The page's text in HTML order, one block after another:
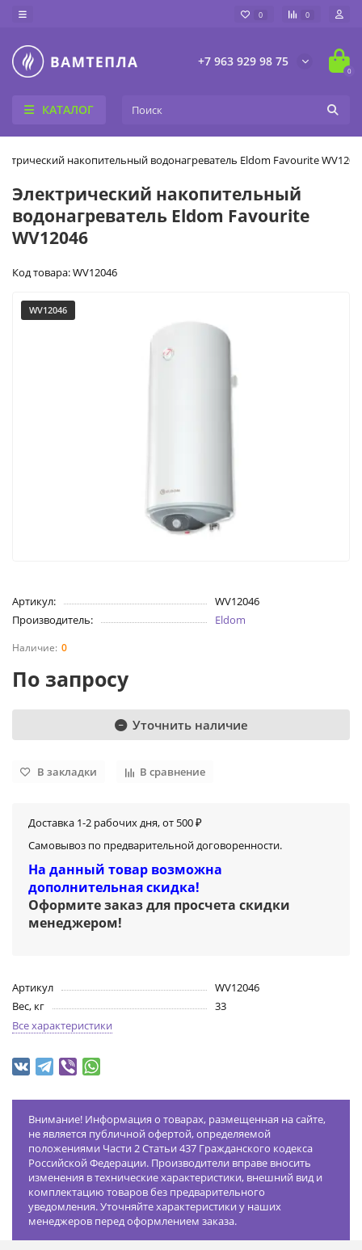
0 0
+7 963 929 98 75
0
КАТАЛОГ
накопительный водонагреватель Eldom Favourite
Электрический накопительный
водонагреватель Eldom Favourite
WV12046
Код товара: WV12046
WV12046
Артикул:
WV12046
Производитель:
Eldom
0
По запросу
Уточнить наличие
В закладки В сравнение
Доставка 1-2 рабочих дня, от 500 ₽
Самовывоз по предварительной договоренности.
На данный товар возможна
дополнительная скидка!
Оформите заказ для просчета скидки
менеджером!
Артикул
WV12046
Вес, кг
33
Все характеристики
Внимание! Информация о товарах, размещенная на сайте,
не является публичной офертой, определяемой
положениями Части 2 Статьи 437 Гражданского кодекса
Российской Федерации. Производители вправе вносить
изменения в технические характеристики, внешний вид и
комплектацию товаров без предварительного
уведомления. Уточняйте характеристики у наших
менеджеров перед оформлением заказа.